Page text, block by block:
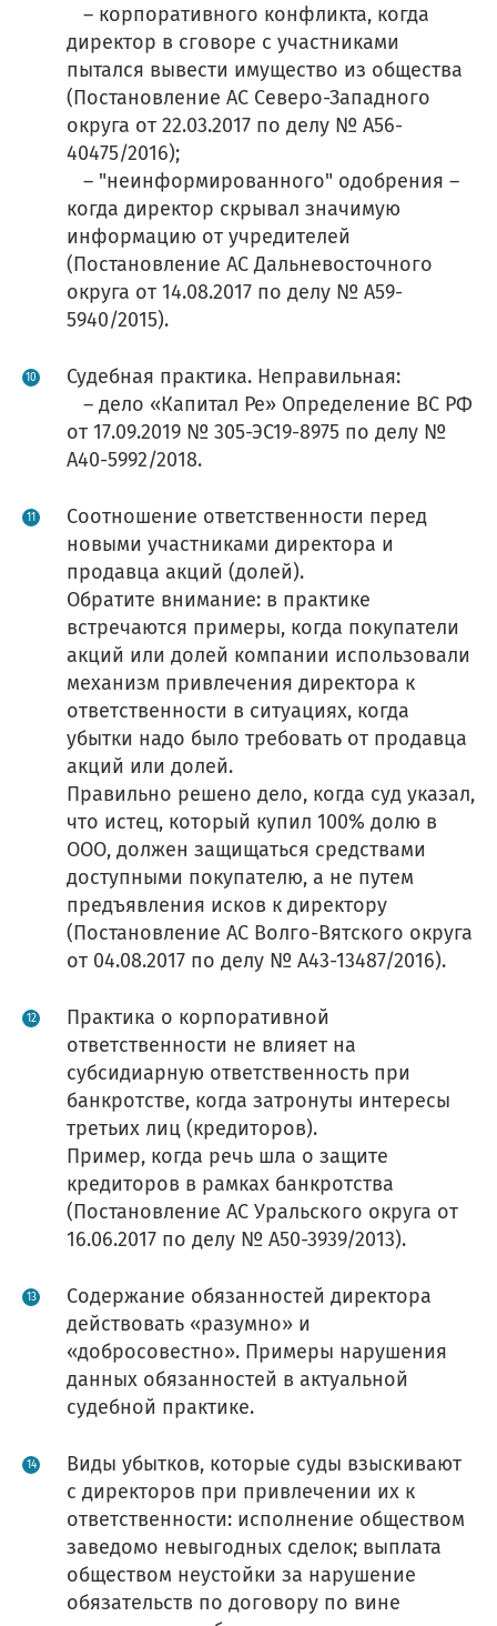
– корпоративного конфликта, когда
директор в сговоре с участниками
пытался вывести имущество из общества
(Постановление АС Северо-Западного
округа от 22.03.2017 по делу № А56-
40475/2016);
– "неинформированного" одобрения –
когда директор скрывал значимую
информацию от учредителей
(Постановление АС Дальневосточного
округа от 14.08.2017 по делу № А59-
5940/2015).
Судебная практика. Неправильная:
– дело «Капитал Ре» Определение ВС РФ
от 17.09.2019 № 305-ЭС19-8975 по делу №
А40-5992/2018.
Соотношение ответственности перед
новыми участниками директора и
продавца акций (долей).
Обратите внимание: в практике
встречаются примеры, когда покупатели
акций или долей компании использовали
механизм привлечения директора к
ответственности в ситуациях, когда
убытки надо было требовать от продавца
акций или долей.
Правильно решено дело, когда суд указал,
что истец, который купил 100% долю в
ООО, должен защищаться средствами
доступными покупателю, а не путем
предъявления исков к директору
(Постановление АС Волго-Вятского округа
от 04.08.2017 по делу № А43-13487/2016).
Практика о корпоративной
ответственности не влияет на
субсидиарную ответственность при
банкротстве, когда затронуты интересы
третьих лиц (кредиторов).
Пример, когда речь шла о защите
кредиторов в рамках банкротства
(Постановление АС Уральского округа от
16.06.2017 по делу № А50-3939/2013).
Содержание обязанностей директора
действовать «разумно» и
«добросовестно». Примеры нарушения
данных обязанностей в актуальной
судебной практике.
Виды убытков, которые суды взыскивают
с директоров при привлечении их к
ответственности: исполнение обществом
заведомо невыгодных сделок; выплата
обществом неустойки за нарушение
обязательств по договору по вине
кнопку “Отправить”, вы даетесогласие на
персональных данных на основании
Политики
конфиденциальности.
ОТПРАВИТЬ
кнопку “Отправить”, вы даете
персональных данных на основании
Я согласен сполитикой конфиденциальности
Я согласен сдоговором оферты
Подписаться на новости и уникальные
ОТПРАВИТЬ
кнопку “Отправить”, вы даетесогласие на
персональных данных на основании
Политики
конфиденциальности.